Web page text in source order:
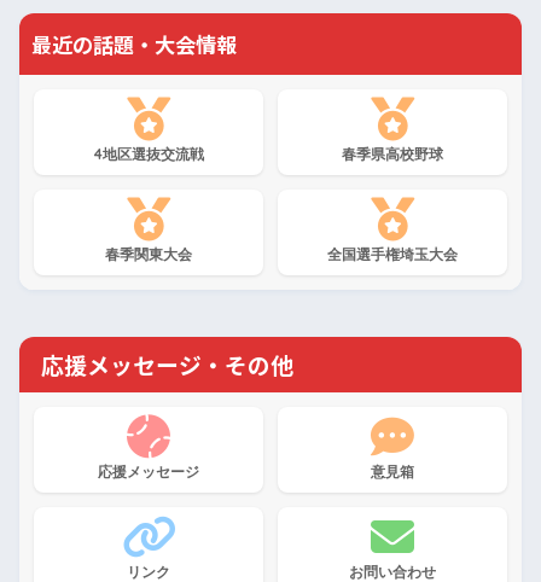
最近の話題・大会情報
4地区選抜交流戦 春季県高校野球
春季関東大会 全国選手権埼玉大会
応援メッセージ・その他
応援メッセージ 意見箱
リンク お問い合わせ